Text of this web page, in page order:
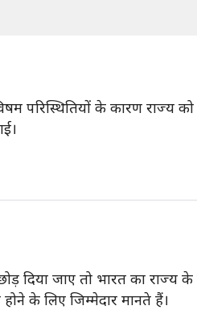
परिस्थितियों के कारण राज्य
दिया जाए तो भारत का राज्य
के लिए जिम्मेदार मानते हैं।